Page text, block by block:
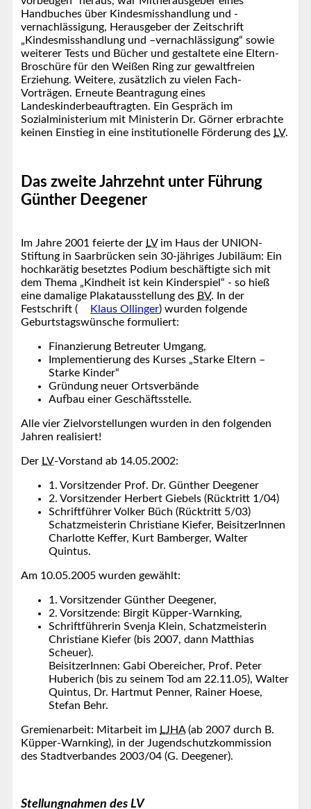
Handbuches über Kindesmisshandlung und -
vernachlässigung, Herausgeber der Zeitschrift
„Kindesmisshandlung und –vernachlässigung“ sowie
weiterer Tests und Bücher und gestaltete eine Eltern-
Broschüre für den Weißen Ring zur gewaltfreien
Erziehung. Weitere, zusätzlich zu vielen Fach-
Vorträgen. Erneute Beantragung eines
Landeskinderbeauftragten. Ein Gespräch im
Sozialministerium mit Ministerin Dr. Görner erbrachte
keinen Einstieg in eine institutionelle Förderung des LV.
Das zweite Jahrzehnt unter Führung
Günther Deegener
Im Jahre 2001 feierte der LVim Haus der UNION-
Stiftung in Saarbrücken sein 30-jähriges Jubiläum: Ein
hochkarätig besetztes Podium beschäftigte sich mit
dem Thema „Kindheit ist kein Kinderspiel“ - so hieß
eine damalige Plakatausstellung des BV. In der
Festschrift (
Klaus Ollinger) wurden folgende
Geburtstagswünsche formuliert:
Finanzierung Betreuter Umgang,
Implementierung des Kurses „Starke Eltern –
Starke Kinder“
Gründung neuer Ortsverbände
Aufbau einer Geschäftsstelle.
Alle vier Zielvorstellungen wurden in den folgenden
Jahren realisiert!
Der LV-Vorstand ab 14.05.2002:
1. Vorsitzender Prof. Dr. Günther Deegener
2. Vorsitzender Herbert Giebels (Rücktritt 1/04)
Schriftführer Volker Büch (Rücktritt 5/03)
Schatzmeisterin Christiane Kiefer, BeisitzerInnen
Charlotte Keffer, Kurt Bamberger, Walter
Quintus.
Am 10.05.2005 wurden gewählt:
1. Vorsitzender Günther Deegener,
2. Vorsitzende: Birgit Küpper-Warnking,
Schriftführerin Svenja Klein, Schatzmeisterin
Christiane Kiefer (bis 2007, dann Matthias
Scheuer).
BeisitzerInnen: Gabi Obereicher, Prof. Peter
Huberich (bis zu seinem Tod am 22.11.05), Walter
Quintus, Dr. Hartmut Penner, Rainer Hoese,
Stefan Behr.
Gremienarbeit: Mitarbeit im LJHA(ab 2007 durch B.
Küpper-Warnking), in der Jugendschutzkommission
des Stadtverbandes 2003/04 (G. Deegener).
Stellungnahmen des LV